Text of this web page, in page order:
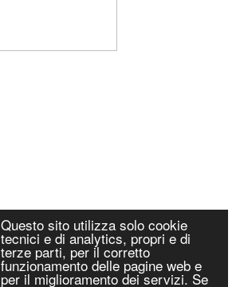
Questo sito utilizza solo cookie
tecnici e di analytics, propri e di
terze parti, per il corretto
funzionamento delle pagine web e
per il miglioramento dei servizi. Se